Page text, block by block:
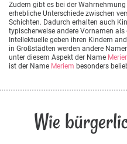
Zudem gibt es bei der
erhebliche Unterschiede zwischen
Schichten. Dadurch erhalten auch
typischerweise andere Vornamen als
Intellektuelle geben ihren Kindern
in Großstädten werden andere
unter diesem Aspekt der Name
ist der Name Meriem besonders
Wie